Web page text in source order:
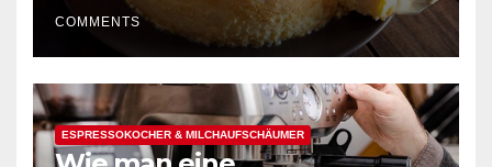
COMMENTS
ESPRESSOKOCHER & MILCHAUFSCHÄUMER